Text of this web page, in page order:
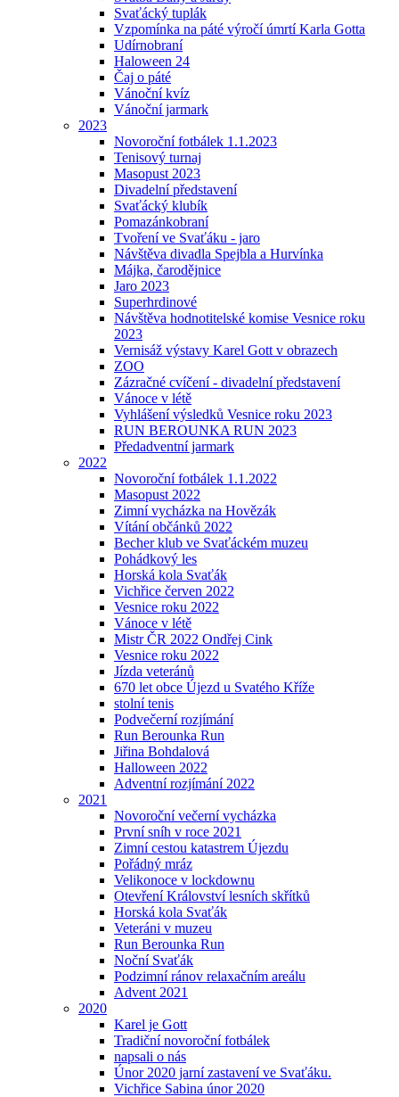
Svaťácký tuplák
Vzpomínka na páté výročí úmrtí Karla Gotta
Udírnobraní
Haloween 24
Čaj o páté
Vánoční kvíz
Vánoční jarmark
2023
Novoroční fotbálek 1.1.2023
Tenisový turnaj
Masopust 2023
Divadelní představení
Svaťácký klubík
Pomazánkobraní
Tvoření ve Svaťáku - jaro
Návštěva divadla Spejbla a Hurvínka
Májka, čarodějnice
Jaro 2023
Superhrdinové
Návštěva hodnotitelské komise Vesnice roku
2023
Vernisáž výstavy Karel Gott v obrazech
ZOO
Zázračné cvíčení - divadelní představení
Vánoce v létě
Vyhlášení výsledků Vesnice roku 2023
RUN BEROUNKA RUN 2023
Předadventní jarmark
2022
Novoroční fotbálek 1.1.2022
Masopust 2022
Zimní vycházka na Hovězák
Vítání občánků 2022
Becher klub ve Svaťáckém muzeu
Pohádkový les
Horská kola Svaťák
Vichřice červen 2022
Vesnice roku 2022
Vánoce v létě
Mistr ČR 2022 Ondřej Cink
Vesnice roku 2022
Jízda veteránů
670 let obce Újezd u Svatého Kříže
stolní tenis
Podvečerní rozjímání
Run Berounka Run
Jiřina Bohdalová
Halloween 2022
Adventní rozjímání 2022
2021
Novoroční večerní vycházka
První sníh v roce 2021
Zimní cestou katastrem Újezdu
Pořádný mráz
Velikonoce v lockdownu
Otevření Království lesních skřítků
Horská kola Svaťák
Veteráni v muzeu
Run Berounka Run
Noční Svaťák
Podzimní ránov relaxačním areálu
Advent 2021
2020
Karel je Gott
Tradiční novoroční fotbálek
napsali o nás
Únor 2020 jarní zastavení ve Svaťáku.
Vichřice Sabina únor 2020